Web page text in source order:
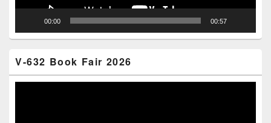
00:00 00:57
V-632 Book Fair 2026